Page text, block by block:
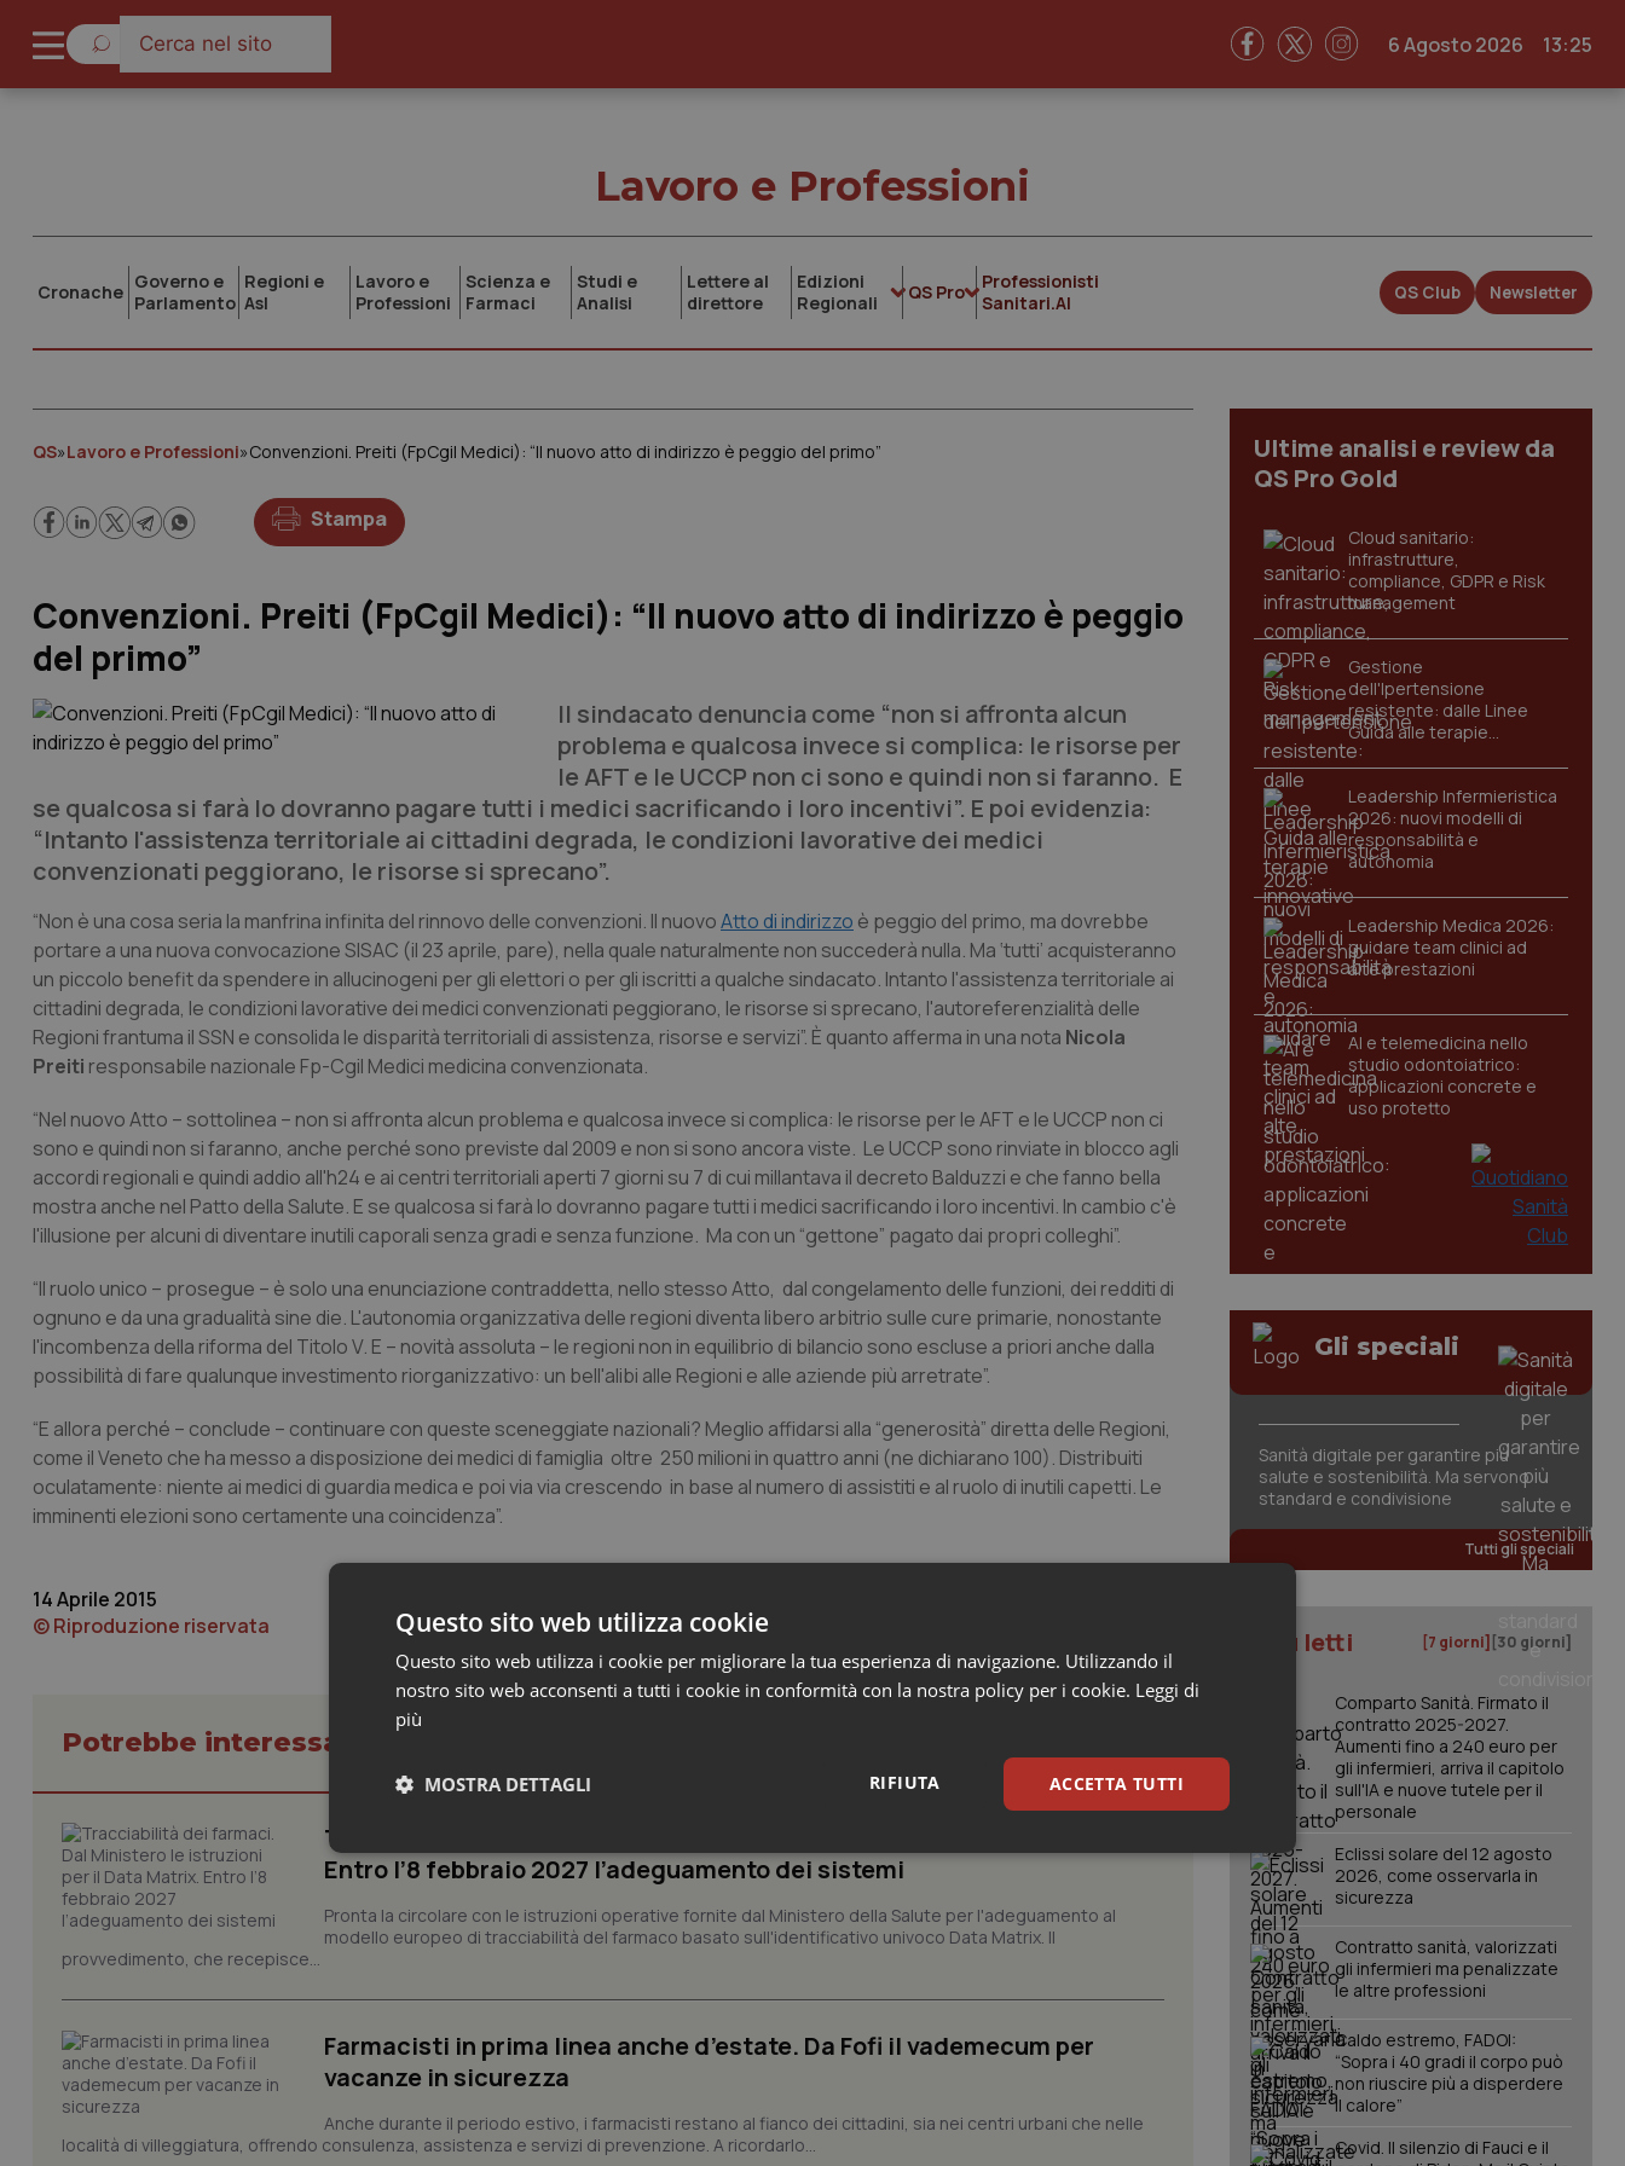
6 Agosto 2026 13:25
Lavoro e Professioni
Cronache Governo e
Parlamento
Regioni e
Asl
Lavoro e
Professioni
Scienza e
Farmaci
Studi e
Analisi
Lettere al
direttore
Edizioni
Regionali
QS Pro
Professionisti
Sanitari.AI
QS Club Newsletter
QS»Lavoro e Professioni»Convenzioni. Preiti (FpCgil Medici): “Il nuovo atto di indirizzo è peggio del primo”
Stampa
Convenzioni. Preiti (FpCgil Medici): “Il nuovo atto di indirizzo è peggio
del primo”
Il sindacato denuncia come “non si affronta alcun
problema e qualcosa invece si complica: le risorse per
le AFT e le UCCP non ci sono e quindi non si faranno. E
se qualcosa si farà lo dovranno pagare tutti i medici sacrificando i loro incentivi”. E poi evidenzia:
“Intanto l'assistenza territoriale ai cittadini degrada, le condizioni lavorative dei medici
convenzionati peggiorano, le risorse si sprecano”.
“Non è una cosa seria la manfrina infinita del rinnovo delle convenzioni. Il nuovoAtto di indirizzo è peggio del primo, ma dovrebbe
portare a una nuova convocazione SISAC (il 23 aprile, pare), nella quale naturalmente non succederà nulla. Ma ‘tutti’ acquisteranno
un piccolo benefit da spendere in allucinogeni per gli elettori o per gli iscritti a qualche sindacato. Intanto l'assistenza territoriale ai
cittadini degrada, le condizioni lavorative dei medici convenzionati peggiorano, le risorse si sprecano, l'autoreferenzialità delle
Regioni frantuma il SSN e consolida le disparità territoriali di assistenza, risorse e servizi”. È quanto afferma in una nota Nicola
Preiti responsabile nazionale Fp-Cgil Medici medicina convenzionata.
“Nel nuovo Atto – sottolinea – non si affronta alcun problema e qualcosa invece si complica: le risorse per le AFT e le UCCP non ci
sono e quindi non si faranno, anche perché sono previste dal 2009 e non si sono ancora viste. Le UCCP sono rinviate in blocco agli
accordi regionali e quindi addio all'h24 e ai centri territoriali aperti 7 giorni su 7 di cui millantava il decreto Balduzzi e che fanno bella
mostra anche nel Patto della Salute. E se qualcosa si farà lo dovranno pagare tutti i medici sacrificando i loro incentivi. In cambio c'è
l'illusione per alcuni di diventare inutili caporali senza gradi e senza funzione. Ma con un “gettone” pagato dai propri colleghi”.
“Il ruolo unico – prosegue – è solo una enunciazione contraddetta, nello stesso Atto, dal congelamento delle funzioni, dei redditi di
ognuno e da una gradualità sine die. L'autonomia organizzativa delle regioni diventa libero arbitrio sulle cure primarie, nonostante
l'incombenza della riforma del Titolo V. E – novità assoluta – le regioni non in equilibrio di bilancio sono escluse a priori anche dalla
possibilità di fare qualunque investimento riorganizzativo: un bell'alibi alle Regioni e alle aziende più arretrate”.
“E allora perché – conclude – continuare con queste sceneggiate nazionali? Meglio affidarsi alla “generosità” diretta delle Regioni,
come il Veneto che ha messo a disposizione dei medici di famiglia oltre 250 milioni in quattro anni (ne dichiarano 100). Distribuiti
oculatamente: niente ai medici di guardia medica e poi via via crescendo in base al numero di assistiti e al ruolo di inutili capetti. Le
imminenti elezioni sono certamente una coincidenza”.
14 Aprile 2015
© Riproduzione riservata
Potrebbe interessarti in Lavoro e Professioni
Tracciabilità dei farmaci. Dal Ministero le istruzioni per il Data Matrix.
Entro l’8 febbraio 2027 l’adeguamento dei sistemi
Pronta la circolare con le istruzioni operative fornite dal Ministero della Salute per l'adeguamento al
modello europeo di tracciabilità del farmaco basato sull'identificativo univoco Data Matrix. Il
provvedimento, che recepisce...
Farmacisti in prima linea anche d’estate. Da Fofi il vademecum per
vacanze in sicurezza
Anche durante il periodo estivo, i farmacisti restano al fianco dei cittadini, sia nei centri urbani che nelle
località di villeggiatura, offrendo consulenza, assistenza e servizi di prevenzione. A ricordarlo...
Ultime analisi e review da
QS Pro Gold
Cloud sanitario:
infrastrutture,
compliance, GDPR e Risk
management
Gestione
dell'Ipertensione
resistente: dalle Linee
Guida alle terapie
innovative
Leadership Infermieristica
2026: nuovi modelli di
responsabilità e
autonomia
Leadership Medica 2026:
guidare team clinici ad
alte prestazioni
AI e telemedicina nello
studio odontoiatrico:
applicazioni concrete e
uso protetto
Gli speciali
Sanità digitale per garantire più
salute e sostenibilità. Ma servono
standard e condivisione
Tutti gli speciali
I più letti [7 giorni] [30 giorni]
Comparto Sanità. Firmato il
contratto 2025-2027.
Aumenti fino a 240 euro per
gli infermieri, arriva il capitolo
sull'IA e nuove tutele per il
personale
Eclissi solare del 12 agosto
2026, come osservarla in
sicurezza
Contratto sanità, valorizzati
gli infermieri ma penalizzate
le altre professioni
Caldo estremo, FADOI:
“Sopra i 40 gradi il corpo può
non riuscire più a disperdere
il calore”
Covid. Il silenzio di Fauci e il
Questo sito web utilizza cookie
Questo sito web utilizza i cookie per migliorare la tua esperienza di navigazione. Utilizzando il
nostro sito web acconsenti a tutti i cookie in conformità con la nostra policy per i cookie. Leggi di
più
ACCETTA TUTTI
RIFIUTA
MOSTRA DETTAGLI
Necessari Statistici Marketing
I cookie necessari contribuiscono a rendere fruibile il sito web abilitandone funzionalità di base quali la navigazione sulle pagine
e l'accesso alle aree protette del sito. Il sito web non è in grado di funzionare correttamente senza questi cookie.
Nome
Fornitore/Dominio Scadenza
Descrizione